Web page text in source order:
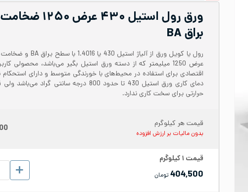
براق BA
عرض 1250 میلیمتر که از دسته ورق استیل بگیر می‌باشد، محصولی
اقتصادی برای استفاده در محیط‌های با خورندگی متوسط و دارای استحکام
دمای کاری ورق استیل 430 تا حدود 800 درجه سانتی
حرارتی برای سخت کاری ندارد.
قیمت هر کیلوگرم
بدون مالیات بر ارزش افزوده
قیمت ۱کیلوگرم
404,500تومان